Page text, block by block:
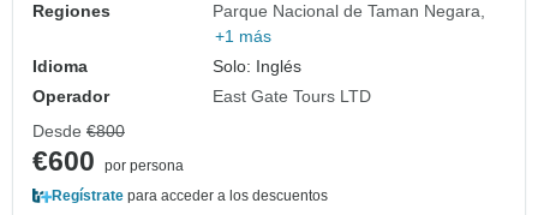
Regiones
Parque Nacional de Taman Negara
+1 más
Idioma
Solo: Inglés
Operador
East Gate Tours LTD
Desde €800
€600
por persona
Regístrate para acceder a los descuentos